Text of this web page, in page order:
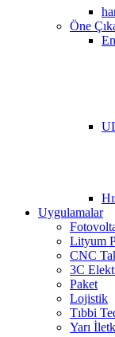
Öne
Uygulamalar
Lityum
CNC
3C
Paket
Lojistik
Tıbbi
Yarı